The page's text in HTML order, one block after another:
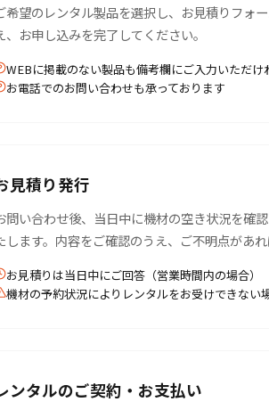
希望のレンタル製品を選択し、お見積りフォ
、お申し込みを完了してください。
WEBに掲載のない製品も備考欄にご入力いただけ
お電話でのお問い合わせも承っております
見積り発行
問い合わせ後、当日中に機材の空き状況を確
します。内容をご確認のうえ、ご不明点があ
お見積りは当日中にご回答（営業時間内の場合）
機材の予約状況によりレンタルをお受けできない
ンタルのご契約・お支払い